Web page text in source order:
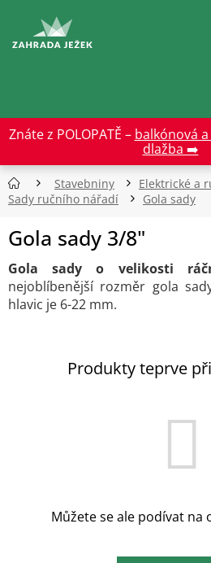
obsah
Znáte z POLOPATĚ – balkónová
dlažba ➡️
Stavebniny
Elektrické a
Sady ručního nářadí
Gola sady
Gola sady 3/8"
Gola sady o velikosti
nejoblíbenější rozměr gola
hlavic je 6-22 mm.
Produkty teprve
Můžete se ale podívat na